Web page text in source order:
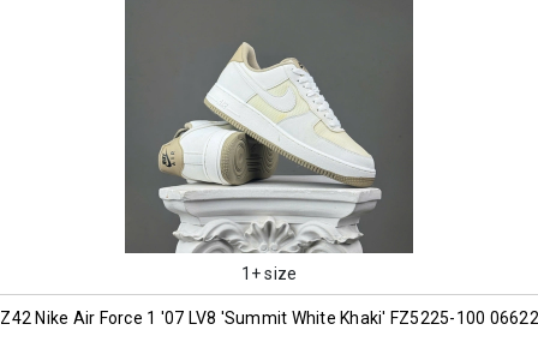
1+ size
Nike Air Force 1 '07 LV8 'Summit White Khaki' FZ5225-100